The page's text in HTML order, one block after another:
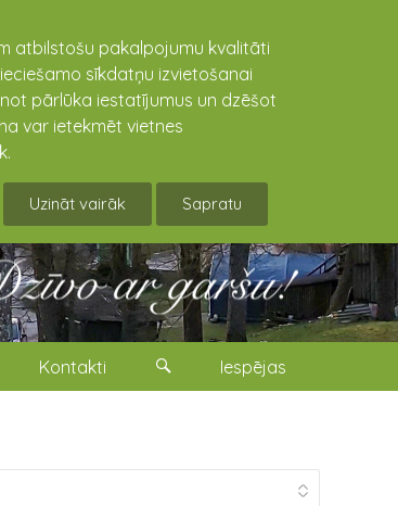
atbilstošu pakalpojumu kvalitāti
sīkdatņu izvietošanai
pārlūka iestatījumus un dzēšot
var ietekmēt vietnes
Uzināt vairāk Sapratu
Kontakti Iespējas